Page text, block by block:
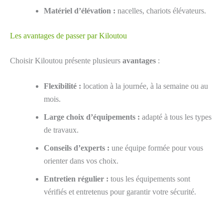
Matériel d’élévation : nacelles, chariots élévateurs.
Les avantages de passer par Kiloutou
Choisir Kiloutou présente plusieurs avantages :
Flexibilité : location à la journée, à la semaine ou au
mois.
Large choix d’équipements : adapté à tous les types
de travaux.
Conseils d’experts : une équipe formée pour vous
orienter dans vos choix.
Entretien régulier : tous les équipements sont
vérifiés et entretenus pour garantir votre sécurité.